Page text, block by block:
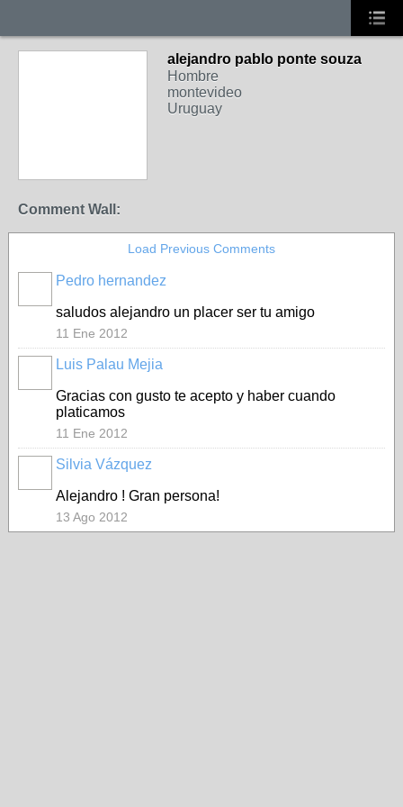
alejandro pablo ponte souza
Hombre
montevideo
Uruguay
Comment Wall:
Load Previous Comments
Pedro hernandez
saludos alejandro un placer ser tu amigo
11 Ene 2012
Luis Palau Mejia
Gracias con gusto te acepto y haber cuando
platicamos
11 Ene 2012
Silvia Vázquez
Alejandro ! Gran persona!
13 Ago 2012